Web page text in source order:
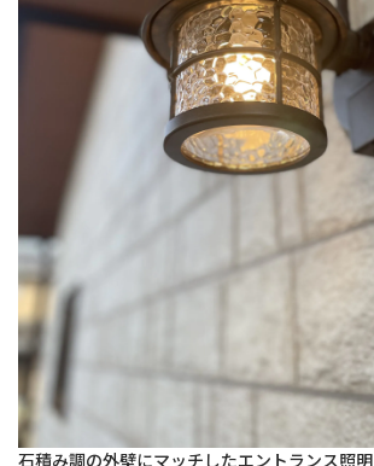
石積み調の外壁にマッチしたエントランス照明